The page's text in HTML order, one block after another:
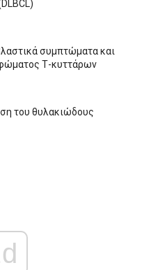
συμπτώματα και
Τ-κυττάρων
του θυλακιώδους